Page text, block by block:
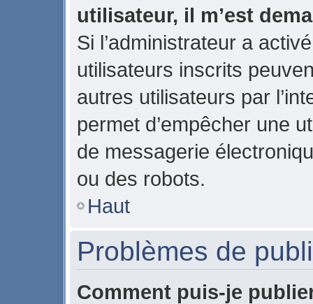
utilisateur, il m’est
Si l’administrateur a
utilisateurs inscrits
autres utilisateurs par
permet d’empêcher une
de messagerie
ou des robots.
Haut
Problèmes de
Comment puis-je